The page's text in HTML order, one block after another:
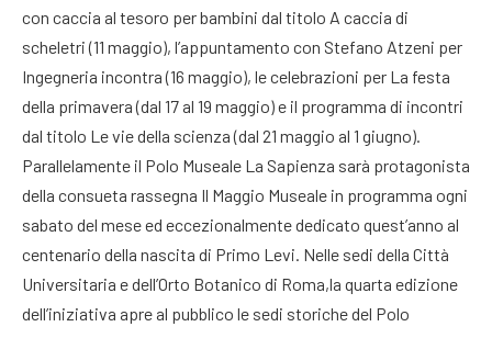
con caccia al tesoro per bambini dal titolo A caccia di
scheletri (11 maggio), l’appuntamento con Stefano Atzeni per
Ingegneria incontra (16 maggio), le celebrazioni per La festa
della primavera (dal 17 al 19 maggio) e il programma di incontri
dal titolo Le vie della scienza (dal 21 maggio al 1 giugno).
Parallelamente il Polo Museale La Sapienza sarà protagonista
della consueta rassegna Il Maggio Museale in programma ogni
sabato del mese ed eccezionalmente dedicato quest’anno al
centenario della nascita di Primo Levi. Nelle sedi della Città
Universitaria e dell’Orto Botanico di Roma,la quarta edizione
dell’iniziativa apre al pubblico le sedi storiche del Polo